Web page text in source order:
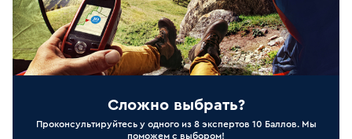
Сложно выбрать?
Проконсультируйтесь у одного из 8 экспертов 10 Баллов. Мы
поможем с выбором!